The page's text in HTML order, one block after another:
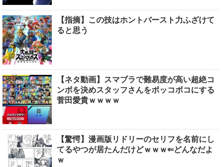
【指摘】この技はホントバースト力ふざけて
ると思う
【ネタ動画】スマブラで難易度が高い超絶コ
ンボを決めスタッフさんをボッコボコにする
菅田愛貴ｗｗｗｗ
【驚愕】漫画版リドリーのセリフを名前にし
てるやつが居たんだけどｗｗｗ⇐どんなだよ
ｗ